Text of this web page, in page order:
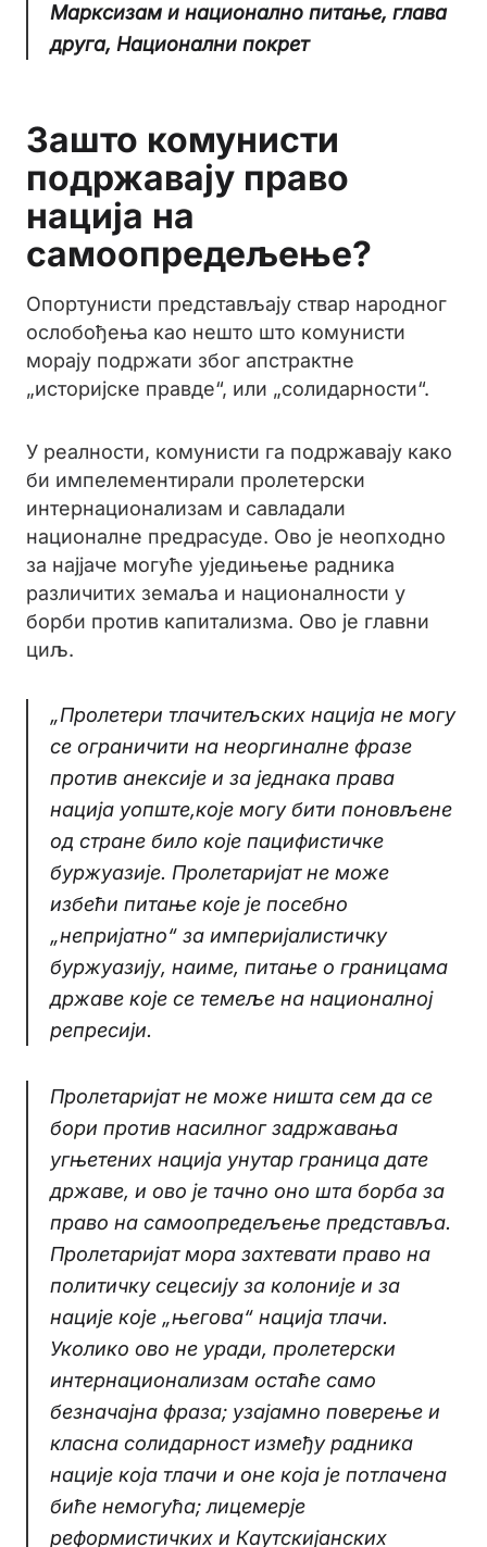
Марксизам и национално питање, глава
друга, Национални покрет
Зашто комунисти
подржавају право
нација на
самоопредељење?
Опортунисти представљају ствар народног
ослобођења као нешто што комунисти
морају подржати због апстрактне
„историјске правде“, или „солидарности“.
У реалности, комунисти га подржавају како
би импелементирали пролетерски
интернационализам и савладали
националне предрасуде. Ово је неопходно
за најјаче могуће уједињење радника
различитих земаља и националности у
борби против капитализма. Ово је главни
циљ.
„Пролетери тлачитељских нација не могу
се ограничити на неоргиналне фразе
против анексије и за једнака права
нација уопште,које могу бити поновљене
од стране било које пацифистичке
буржуазије. Пролетаријат не може
избећи питање које је посебно
„непријатно“ за империјалистичку
буржуазију, наиме, питање о границама
државе које се темеље на националној
репресији.
Пролетаријат не може ништа сем да се
бори против насилног задржавања
угњетених нација унутар граница дате
државе, и ово је тачно оно шта борба за
право на самоопредељење представља.
Пролетаријат мора захтевати право на
политичку сецесију за колоније и за
нације које „његова“ нација тлачи.
Уколико ово не уради, пролетерски
интернационализам остаће само
безначајна фраза; узајамно поверење и
класна солидарност између радника
нације која тлачи и оне која је потлачена
биће немогућа; лицемерје
реформистичких и Каутскијанских